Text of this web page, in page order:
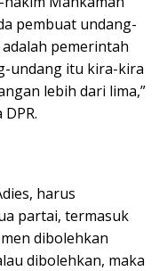
pembuat undang-
pemerintah
undang itu kira-kira
lebih dari lima,”
harus
partai, termasuk
dibolehkan
dibolehkan, maka